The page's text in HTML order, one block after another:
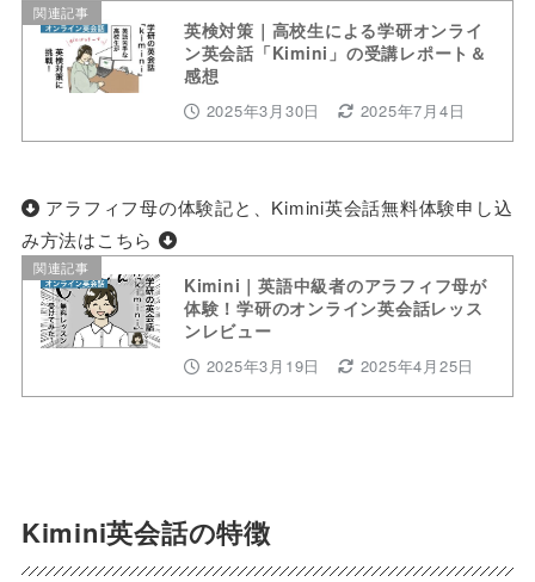
関連記事
英検対策｜高校生による学研オンライ
ン英会話「Kimini」の受講レポート＆
感想
2025年3月30日 2025年7月4日
アラフィフ母の体験記と、Kimini英会話無料体験申し込
み方法はこちら
関連記事
Kimini｜英語中級者のアラフィフ母が
体験！学研のオンライン英会話レッス
ンレビュー
2025年3月19日 2025年4月25日
Kimini英会話の特徴